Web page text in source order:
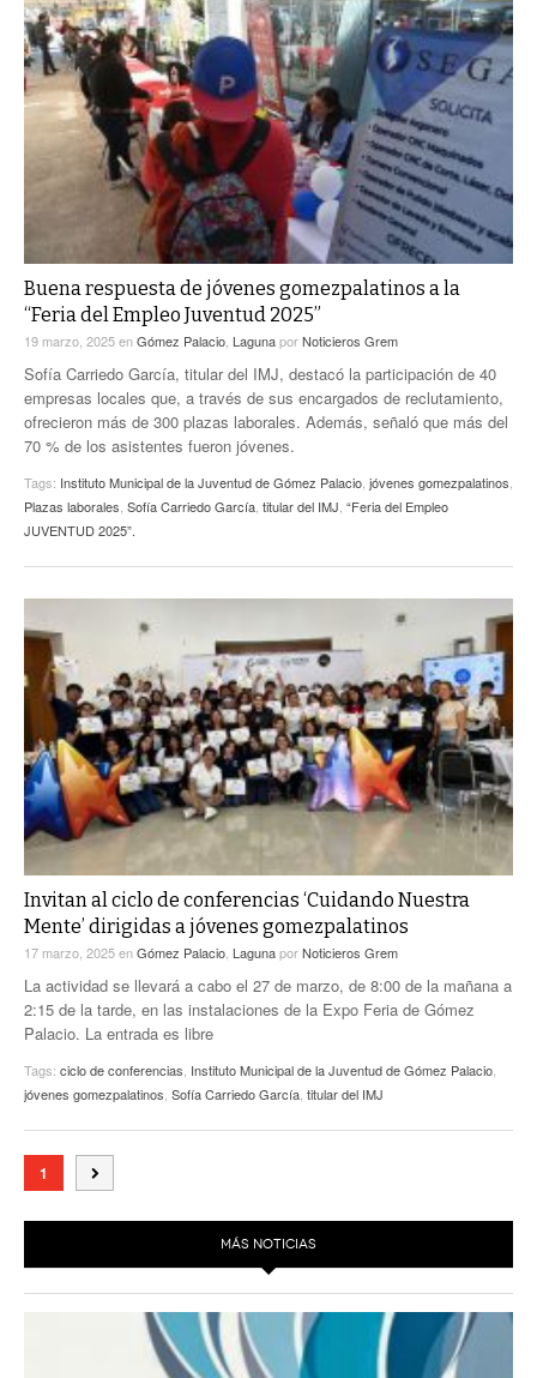
Buena respuesta de jóvenes gomezpalatinos a la
“Feria del Empleo Juventud 2025”
19 marzo, 2025enGómez Palacio, LagunaporNoticieros Grem
Sofía Carriedo García, titular del IMJ, destacó la participación de 40
empresas locales que, a través de sus encargados de reclutamiento,
ofrecieron más de 300 plazas laborales. Además, señaló que más del
70 % de los asistentes fueron jóvenes.
Tags: Instituto Municipal de la Juventud de Gómez Palacio, jóvenes gomezpalatinos,
Plazas laborales, Sofía Carriedo García, titular del IMJ, “Feria del Empleo
JUVENTUD 2025”.
Invitan al ciclo de conferencias ‘Cuidando Nuestra
Mente’ dirigidas a jóvenes gomezpalatinos
17 marzo, 2025enGómez Palacio LagunaporNoticieros Grem
La actividad se llevará a cabo el 27 de marzo, de 8:00 de la mañana a
2:15 de la tarde, en las instalaciones de la Expo Feria de Gómez
Palacio. La entrada es libre
Tags: ciclo de conferencias Instituto Municipal de la Juventud de Gómez Palacio
jóvenes gomezpalatinos Sofía Carriedo García titular del IMJ
1
MÁS NOTICIAS